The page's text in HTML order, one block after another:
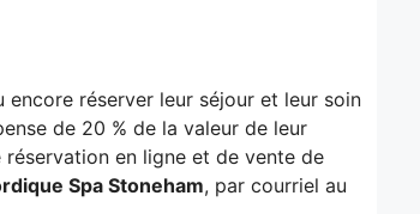
encore réserver leur séjour et leur soin
de 20 % de la valeur de leur
réservation en ligne et de vente de
Spa Stoneham, par courriel au